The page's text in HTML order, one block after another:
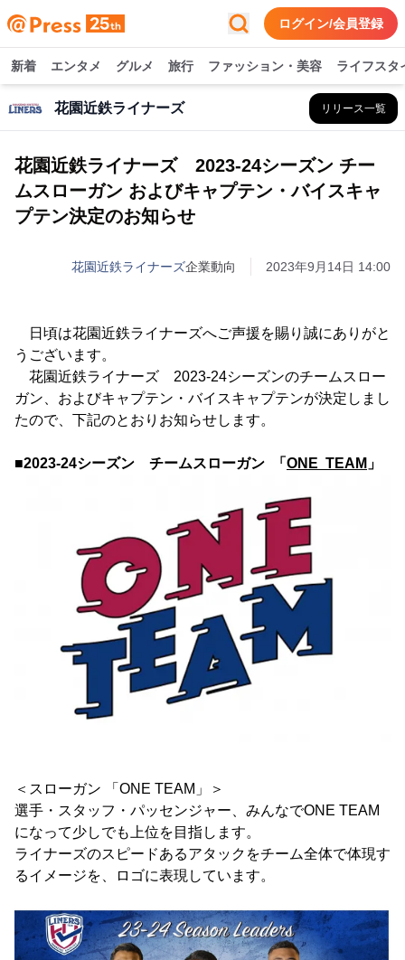
ログイン/会員登録
新着 エンタメ グルメ 旅行 ファッション・美容 ライフスタ
花園近鉄ライナーズ リリース一覧
花園近鉄ライナーズ 2023-24シーズン チー
ムスローガン およびキャプテン・バイスキャ
プテン決定のお知らせ
花園近鉄ライナーズ企業動向 2023年9月14日 14:00
日頃は花園近鉄ライナーズへご声援を賜り誠にありがと
うございます。
花園近鉄ライナーズ 2023-24シーズンのチームスロー
ガン、およびキャプテン・バイスキャプテンが決定しまし
たので、下記のとおりお知らせします。
■2023-24シーズン チームスローガン 「 ONE TEAM 」
＜スローガン 「ONE TEAM」＞
選手・スタッフ・パッセンジャー、みんなでONE TEAM
になって少しでも上位を目指します。
ライナーズのスピードあるアタックをチーム全体で体現す
るイメージを、ロゴに表現しています。